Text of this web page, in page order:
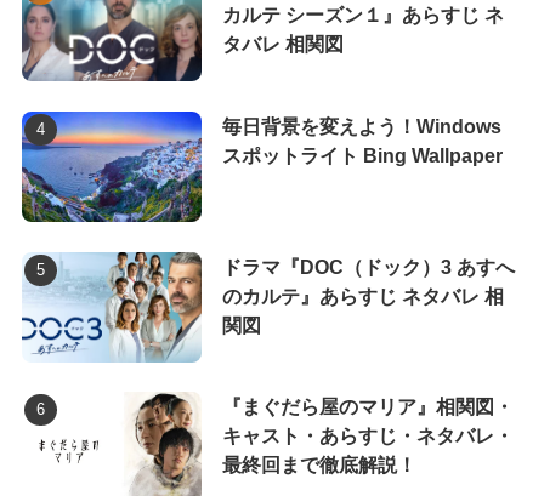
カルテ シーズン１』あらすじ ネ
タバレ 相関図
毎日背景を変えよう！Windows
スポットライト Bing Wallpaper
ドラマ『DOC（ドック）3 あすへ
のカルテ』あらすじ ネタバレ 相
関図
『まぐだら屋のマリア』相関図・
キャスト・あらすじ・ネタバレ・
最終回まで徹底解説！